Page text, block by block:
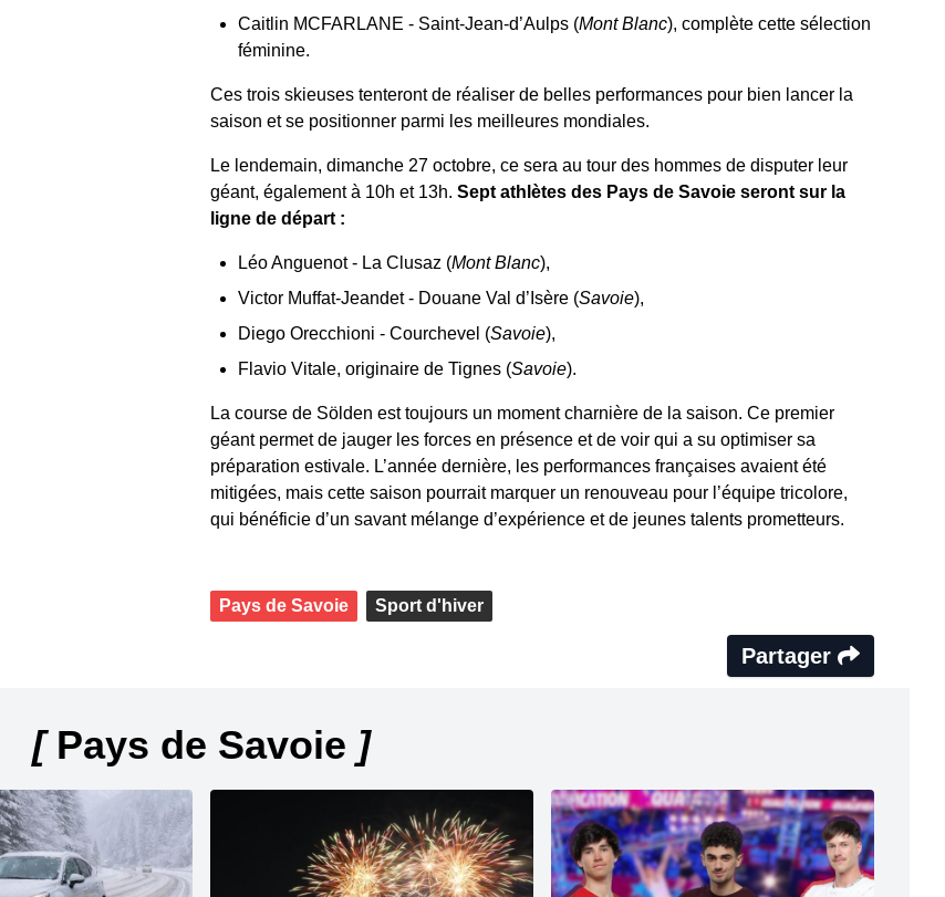
Caitlin MCFARLANE - Saint-Jean-d’Aulps (Mont Blanc), complète cette sélection
féminine.
Ces trois skieuses tenteront de réaliser de belles performances pour bien lancer la
saison et se positionner parmi les meilleures mondiales.
Le lendemain, dimanche 27 octobre, ce sera au tour des hommes de disputer leur
géant, également à 10h et 13h. Sept athlètes des Pays de Savoie seront sur la
ligne de départ :
Léo Anguenot - La Clusaz (Mont Blanc),
Victor Muffat-Jeandet - Douane Val d’Isère (Savoie),
Diego Orecchioni - Courchevel (Savoie),
Flavio Vitale, originaire de Tignes (Savoie).
La course de Sölden est toujours un moment charnière de la saison. Ce premier
géant permet de jauger les forces en présence et de voir qui a su optimiser sa
préparation estivale. L’année dernière, les performances françaises avaient été
mitigées, mais cette saison pourrait marquer un renouveau pour l’équipe tricolore,
qui bénéficie d’un savant mélange d’expérience et de jeunes talents prometteurs.
Pays de Savoie Sport d'hiver
Partager
[Pays de Savoie ]